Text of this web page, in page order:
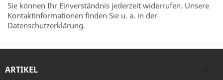
Sie können Ihr Einverständnis jederzeit widerrufen. Unsere
Kontaktinformationen finden Sie u. a. in der
Datenschutzerklärung.
ARTIKEL